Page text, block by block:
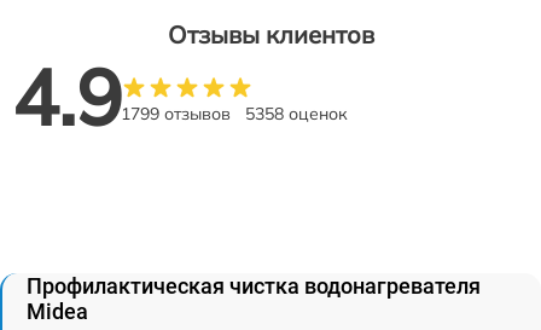
Отзывы клиентов
4.91799 отзывов 5358 оценок
Профилактическая чистка водонагревателя
Midea